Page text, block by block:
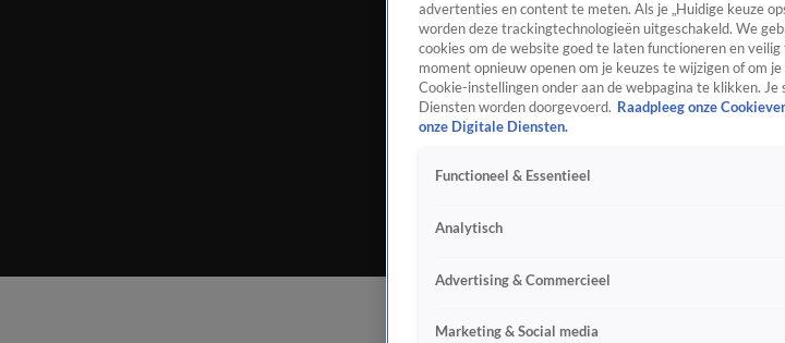
advertenties en content te meten. Als je „Huidige keuze
worden deze trackingtechnologieën uitgeschakeld. We
cookies om de website goed te laten functioneren en
moment opnieuw openen om je keuzes te wijzigen of om
Cookie-instellingen onder aan de webpagina te klikken.
Diensten worden doorgevoerd. Raadpleeg onze
onze Digitale Diensten.
Functioneel & Essentieel
Analytisch
Advertising & Commercieel
Marketing & Social media